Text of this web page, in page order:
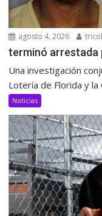
agosto 4, 2026
terminó arrestada
Una investigación
Lotería de Florida y la
Noticias